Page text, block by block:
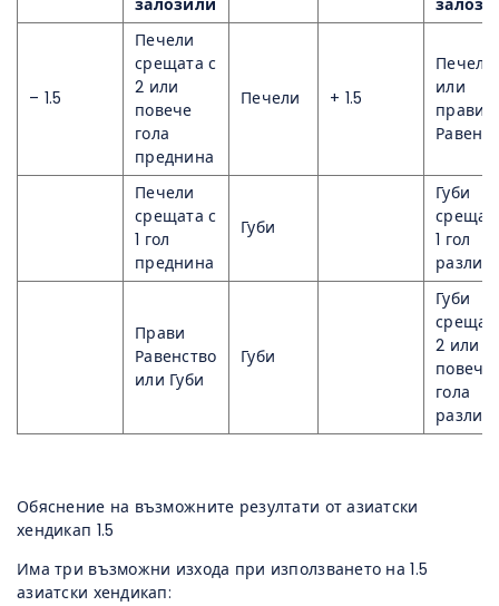
залозили
– 1.5
Печели
срещата с
2 или
повече
гола
преднина
Печели + 1.5
Печели
или
прави
Печели
срещата с
1 гол
преднина
Губи
Губи
1 гол
разлика
Прави
Равенство
или Губи
Губи
Губи
2 или
повече
гола
разлика
Обяснение на възможните резултати от азиатски
хендикап 1.5
Има три възможни изхода при използването на 1.5
азиатски хендикап: